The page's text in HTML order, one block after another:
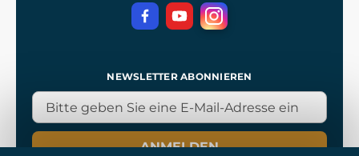
NEWSLETTER ABONNIEREN
ANMELDEN